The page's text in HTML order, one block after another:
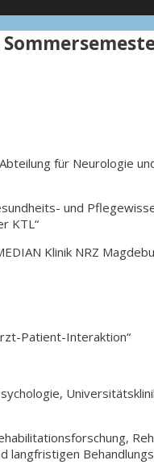
für Neurologie
und
KTL“
Klinik NRZ
Patient-Interaktion“
langfristigen